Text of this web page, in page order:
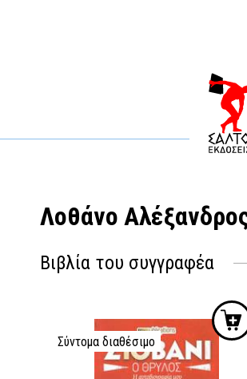
Λοθάνο
Βιβλία του συγγραφέα
Σύντομα διαθέσιμο